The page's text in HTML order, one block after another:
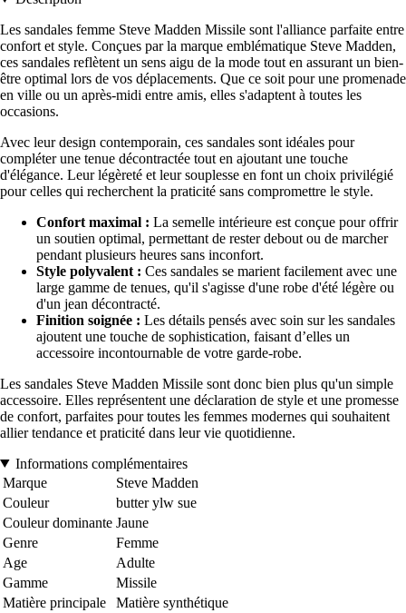
Les sandales femme Steve Madden Missile sont l'alliance parfaite entre
confort et style. Conçues par la marque emblématique Steve Madden,
ces sandales reflètent un sens aigu de la mode tout en assurant un bien-
être optimal lors de vos déplacements. Que ce soit pour une promenade
en ville ou un après-midi entre amis, elles s'adaptent à toutes les
occasions.
Avec leur design contemporain, ces sandales sont idéales pour
compléter une tenue décontractée tout en ajoutant une touche
d'élégance. Leur légèreté et leur souplesse en font un choix privilégié
pour celles qui recherchent la praticité sans compromettre le style.
Confort maximal : La semelle intérieure est conçue pour offrir
un soutien optimal, permettant de rester debout ou de marcher
pendant plusieurs heures sans inconfort.
Style polyvalent : Ces sandales se marient facilement avec une
large gamme de tenues, qu'il s'agisse d'une robe d'été légère ou
d'un jean décontracté.
Finition soignée : Les détails pensés avec soin sur les sandales
ajoutent une touche de sophistication, faisant d’elles un
accessoire incontournable de votre garde-robe.
Les sandales Steve Madden Missile sont donc bien plus qu'un simple
accessoire. Elles représentent une déclaration de style et une promesse
de confort, parfaites pour toutes les femmes modernes qui souhaitent
allier tendance et praticité dans leur vie quotidienne.
Informations complémentaires
Marque
Steve Madden
Couleur
butter ylw sue
Couleur dominante Jaune
Genre
Femme
Age
Adulte
Gamme
Missile
Matière principale
Matière synthétique